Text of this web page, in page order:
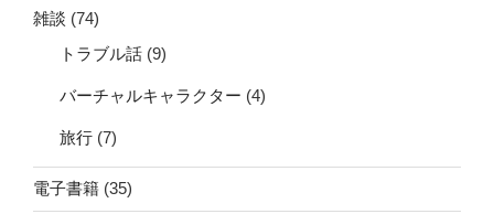
雑談 (74)
トラブル話 (9)
バーチャルキャラクター (4)
旅行 (7)
電子書籍 (35)